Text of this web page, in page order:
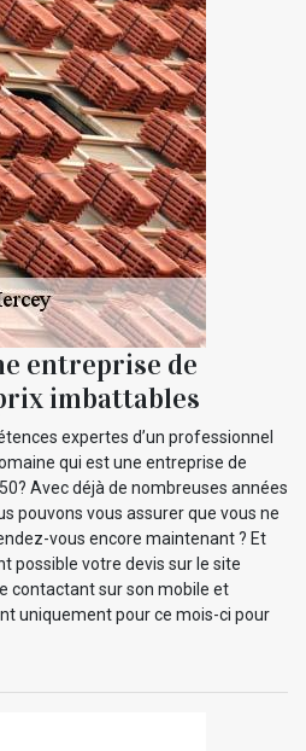
entreprise de
imbattables
expertes d’un professionnel
qui est une entreprise de
Avec déjà de nombreuses années
pouvons vous assurer que vous ne
vous encore maintenant ? Et
possible votre devis sur le site
contactant sur son mobile et
uniquement pour ce mois-ci pour